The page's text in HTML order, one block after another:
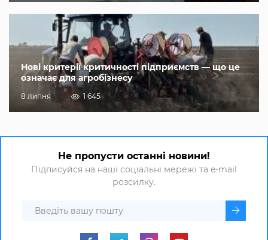
Нові критерії критичності підприємств — що це
означає для агробізнесу
8 липня 1 645
Не пропусти останні новини!
Підписуйся на наші соціальні мережі та e-mail
розсилку.